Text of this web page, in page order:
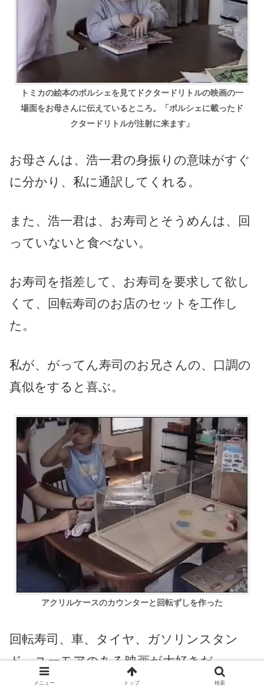
トミカの絵本のポルシェを見てドクタードリトルの映画の一
場面をお母さんに伝えているところ。
「ポルシェに載ったド
クタードリトルが注射に来ます」
お母さんは、浩一君の身振りの意味がすぐ
に分かり、私に通訳してくれる。
また、浩一君は、お寿司とそうめんは、回
っていないと食べない。
お寿司を指差して、お寿司を要求して欲し
くて、回転寿司のお店のセットを工作し
た。
私が、がってん寿司のお兄さんの、口調の
真似をすると喜ぶ。
アクリルケースのカウンターと 回転ずしを作った
回転寿司、車、タイヤ、ガソリンスタン
ド、ユーモアのある映画が大好きだ。
メニュー トップ 検索